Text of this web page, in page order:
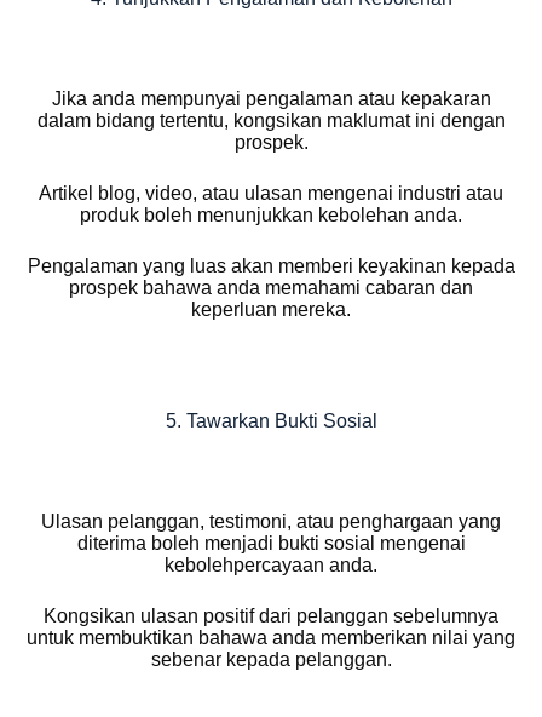
Jika anda mempunyai pengalaman atau kepakaran
dalam bidang tertentu, kongsikan maklumat ini dengan
prospek.
Artikel blog, video, atau ulasan mengenai industri atau
produk boleh menunjukkan kebolehan anda.
Pengalaman yang luas akan memberi keyakinan kepada
prospek bahawa anda memahami cabaran dan
keperluan mereka.
5. Tawarkan Bukti Sosial
Ulasan pelanggan, testimoni, atau penghargaan yang
diterima boleh menjadi bukti sosial mengenai
kebolehpercayaan anda.
Kongsikan ulasan positif dari pelanggan sebelumnya
untuk membuktikan bahawa anda memberikan nilai yang
sebenar kepada pelanggan.